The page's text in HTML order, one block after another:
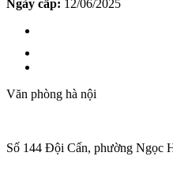
Ngày cấp: 12/06/2025
Văn phòng hà nội
Số 144 Đội Cấn, phường Ngọc